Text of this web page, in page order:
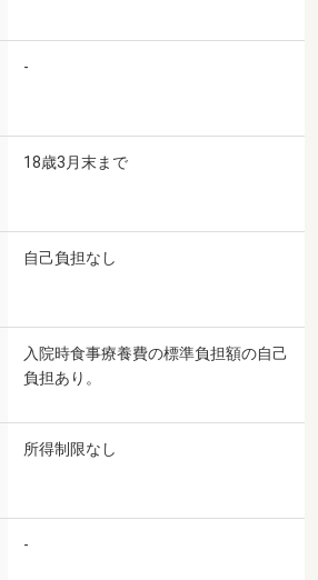
-
18歳3月末まで
自己負担なし
入院時食事療養費の標準負担額の自己
負担あり。
所得制限なし
-